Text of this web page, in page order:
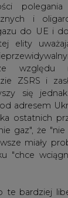
i
do UE i
elity
ze
ZSRS i
się
adresem
ostatnich
gaz", że
miały
"chce
te bardziej